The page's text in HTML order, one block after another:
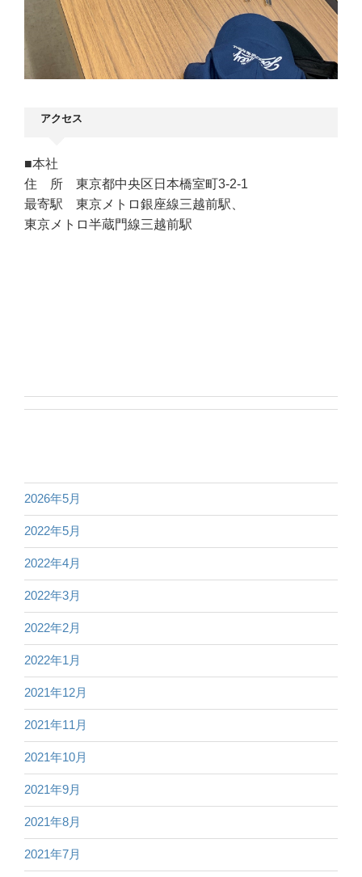
アクセス
■本社
住 所 東京都中央区日本橋室町3-2-1
最寄駅 東京メトロ銀座線三越前駅、
東京メトロ半蔵門線三越前駅
2026年5月
2022年5月
2022年4月
2022年3月
2022年2月
2022年1月
2021年12月
2021年11月
2021年10月
2021年9月
2021年8月
2021年7月